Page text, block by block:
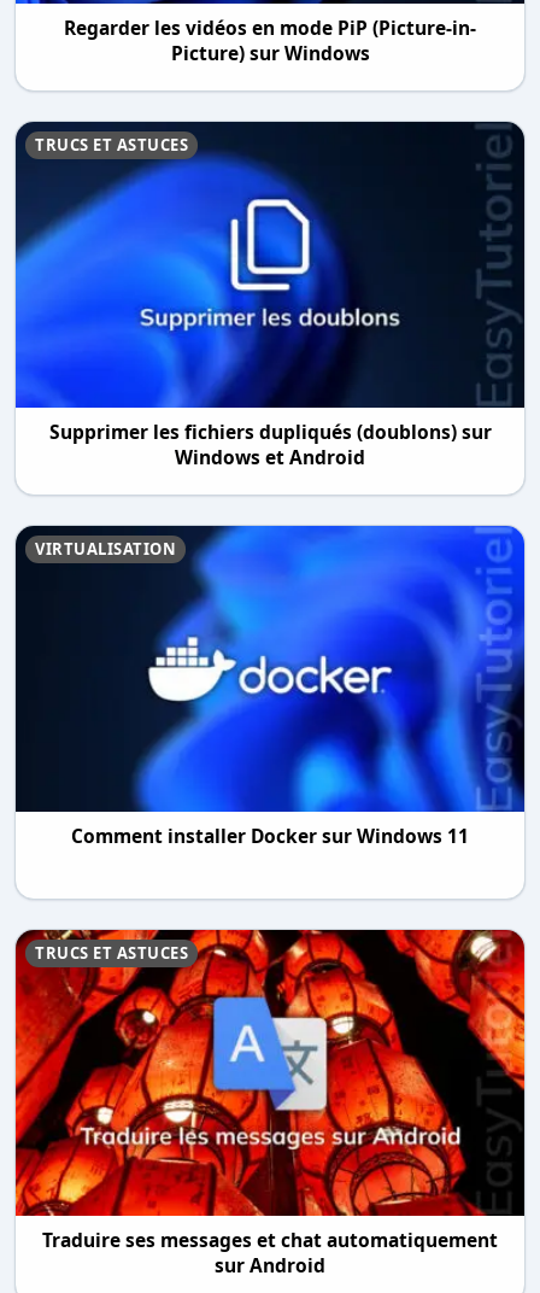
Regarder les vidéos en mode PiP (Picture-in-
Picture) sur Windows
TRUCS ET ASTUCES
Supprimer les fichiers dupliqués (doublons) sur
Windows et Android
VIRTUALISATION
Comment installer Docker sur Windows 11
TRUCS ET ASTUCES
Traduire ses messages et chat automatiquement
sur Android